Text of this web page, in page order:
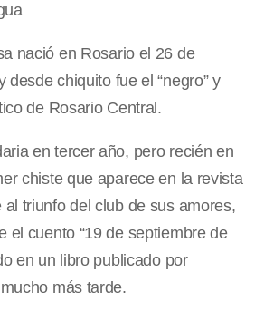
nació en Rosario el 26 de
desde chiquito fue el “negro” y
de Rosario Central.
en tercer año, pero recién en
chiste que aparece en la revista
triunfo del club de sus amores,
el cuento “19 de septiembre de
en un libro publicado por
más tarde.